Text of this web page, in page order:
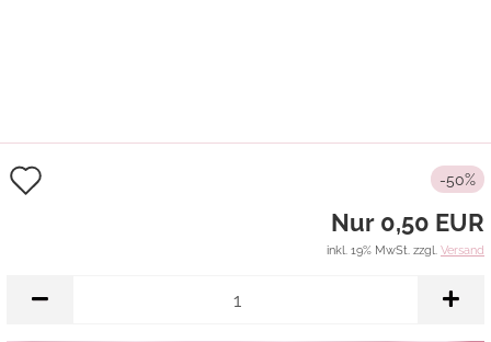
-50%
Nur 0,50 EUR
inkl. 19% MwSt. zzgl. Versand